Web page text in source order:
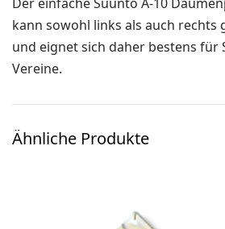
kann sowohl links als auch rechts
und eignet sich daher bestens für
Vereine.
Ähnliche Produkte
Stirnlampen
Vereinsmaterial